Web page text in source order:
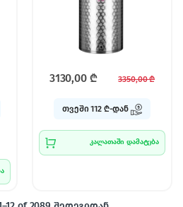
3130,00 ₾ 3350,00₾
თვეში 112 ₾-დან
კალათაში დამატება